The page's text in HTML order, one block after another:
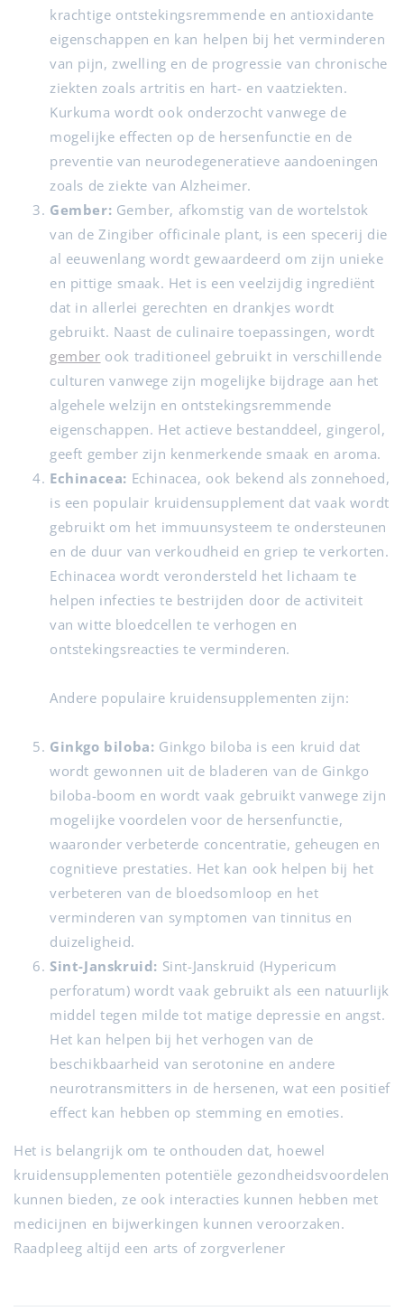
krachtige ontstekingsremmende en antioxidante
eigenschappen en kan helpen bij het verminderen
van pijn, zwelling en de progressie van chronische
ziekten zoals artritis en hart- en vaatziekten.
Kurkuma wordt ook onderzocht vanwege de
mogelijke effecten op de hersenfunctie en de
preventie van neurodegeneratieve aandoeningen
zoals de ziekte van Alzheimer.
Gember: Gember, afkomstig van de wortelstok
van de Zingiber officinale plant, is een specerij die
al eeuwenlang wordt gewaardeerd om zijn unieke
en pittige smaak. Het is een veelzijdig ingrediënt
dat in allerlei gerechten en drankjes wordt
gebruikt. Naast de culinaire toepassingen, wordt
gember ook traditioneel gebruikt in verschillende
culturen vanwege zijn mogelijke bijdrage aan het
algehele welzijn en ontstekingsremmende
eigenschappen. Het actieve bestanddeel, gingerol,
geeft gember zijn kenmerkende smaak en aroma.
Echinacea: Echinacea, ook bekend als zonnehoed,
is een populair kruidensupplement dat vaak wordt
gebruikt om het immuunsysteem te ondersteunen
en de duur van verkoudheid en griep te verkorten.
Echinacea wordt verondersteld het lichaam te
helpen infecties te bestrijden door de activiteit
van witte bloedcellen te verhogen en
ontstekingsreacties te verminderen.
Andere populaire kruidensupplementen zijn:
Ginkgo biloba: Ginkgo biloba is een kruid dat
wordt gewonnen uit de bladeren van de Ginkgo
biloba-boom en wordt vaak gebruikt vanwege zijn
mogelijke voordelen voor de hersenfunctie,
waaronder verbeterde concentratie, geheugen en
cognitieve prestaties. Het kan ook helpen bij het
verbeteren van de bloedsomloop en het
verminderen van symptomen van tinnitus en
duizeligheid.
Sint-Janskruid: Sint-Janskruid (Hypericum
perforatum) wordt vaak gebruikt als een natuurlijk
middel tegen milde tot matige depressie en angst.
Het kan helpen bij het verhogen van de
beschikbaarheid van serotonine en andere
neurotransmitters in de hersenen, wat een positief
effect kan hebben op stemming en emoties.
Het is belangrijk om te onthouden dat, hoewel
kruidensupplementen potentiële gezondheidsvoordelen
kunnen bieden, ze ook interacties kunnen hebben met
medicijnen en bijwerkingen kunnen veroorzaken.
Raadpleeg altijd een arts of zorgverlener